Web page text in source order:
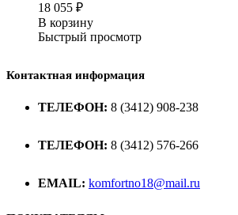
18 055 ₽
В корзину
Быстрый просмотр
Контактная информация
ТЕЛЕФОН: 8 (3412) 908-238
ТЕЛЕФОН: 8 (3412) 576-266
EMAIL: komfortno18@mail.ru